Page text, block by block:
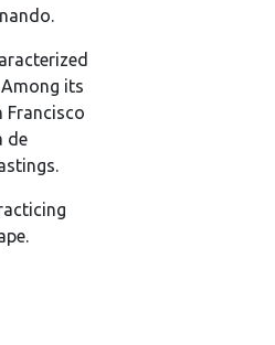
its
Francisco
de